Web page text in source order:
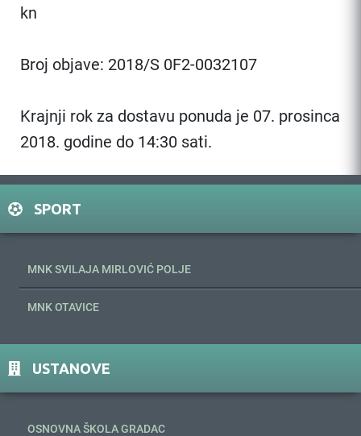
kn
Broj objave: 2018/S 0F2-0032107
Krajnji rok za dostavu ponuda je 07. prosinca
2018. godine do 14:30 sati.
SPORT
MNK SVILAJA MIRLOVIĆ POLJE
MNK OTAVICE
USTANOVE
OSNOVNA ŠKOLA GRADAC